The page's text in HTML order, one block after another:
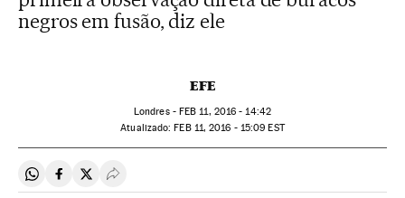
negros em fusão, diz ele
EFE
Londres - FEB 11, 2016 - 14:42
atualizado: FEB11, 2016 - 15:09 EST
Compartir en Whatsapp
Compartir en Facebook
Compartir en Twitter
Desplegar Redes Sociales